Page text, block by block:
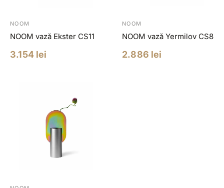
NOOM
NOOM vază Ekster CS11
Pret
3.154 lei
NOOM
NOOM vază Yermilov CS8
Pret
2.886 lei